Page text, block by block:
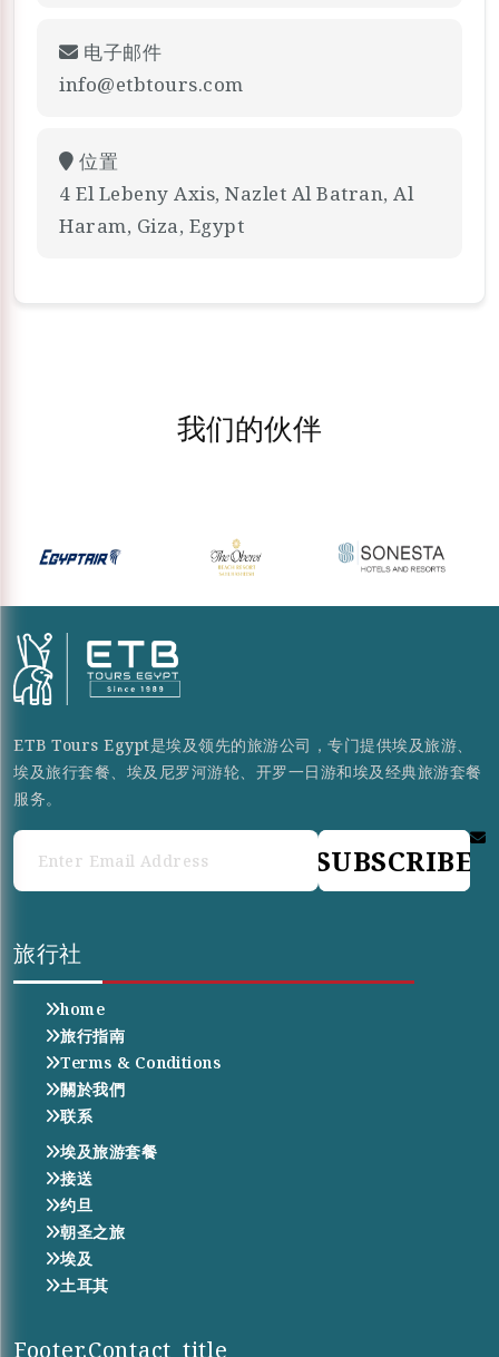
电子邮件
info@etbtours.com
位置
4 El Lebeny Axis, Nazlet Al Batran, Al
Haram, Giza, Egypt
我们的伙伴
ETB Tours Egypt是埃及领先的旅游公司，专门提供埃及旅游、
埃及旅行套餐、埃及尼罗河游轮、开罗一日游和埃及经典旅游套餐
服务。
SUBSCRIBE
旅行社
home
旅行指南
Terms & Conditions
關於我們
联系
埃及旅游套餐
接送
约旦
朝圣之旅
埃及
土耳其
Footer.contact_title